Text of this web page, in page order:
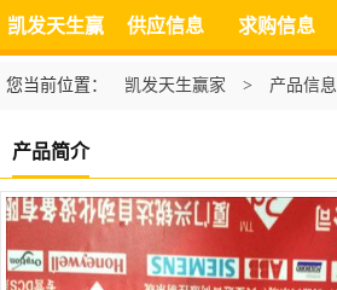
凯发天生赢
家
供应信息 求购信息
您当前位置： 凯发天生赢家 > 产品信息
产品简介